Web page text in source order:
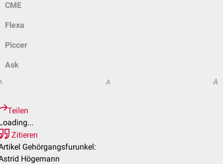
CME
Flexa
Piccer
Ask
A A
Teilen
Zitieren
Gehörgangsfurunkel:
Högemann